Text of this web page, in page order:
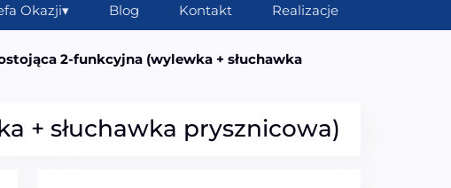
Okazji▾ Blog Kontakt Realizacje
2-funkcyjna (wylewka + słuchawka
+ słuchawka prysznicowa)